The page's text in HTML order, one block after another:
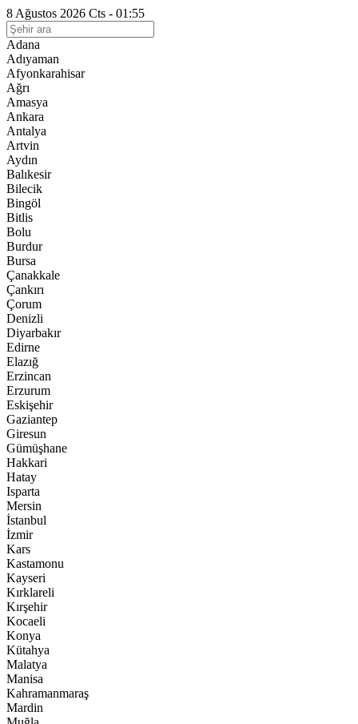
8 Ağustos 2026 Cts - 01:55
Adana
Adıyaman
Afyonkarahisar
Ağrı
Amasya
Ankara
Antalya
Artvin
Aydın
Balıkesir
Bilecik
Bingöl
Bitlis
Bolu
Burdur
Bursa
Çanakkale
Çankırı
Çorum
Denizli
Diyarbakır
Edirne
Elazığ
Erzincan
Erzurum
Eskişehir
Gaziantep
Giresun
Gümüşhane
Hakkari
Hatay
Isparta
Mersin
İstanbul
İzmir
Kars
Kastamonu
Kayseri
Kırklareli
Kırşehir
Kocaeli
Konya
Kütahya
Malatya
Manisa
Kahramanmaraş
Mardin